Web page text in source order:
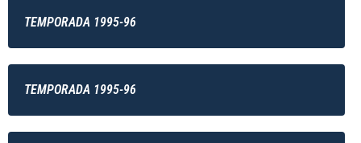
TEMPORADA 1995-96
TEMPORADA 1995-96